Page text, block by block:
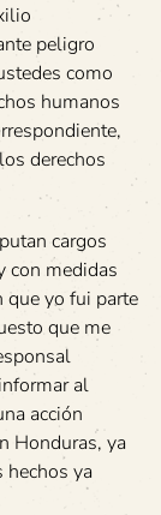
peligro
como
humanos
derechos
cargos
con medidas
que yo fui parte
que me
al
acción
Honduras, ya
hechos ya